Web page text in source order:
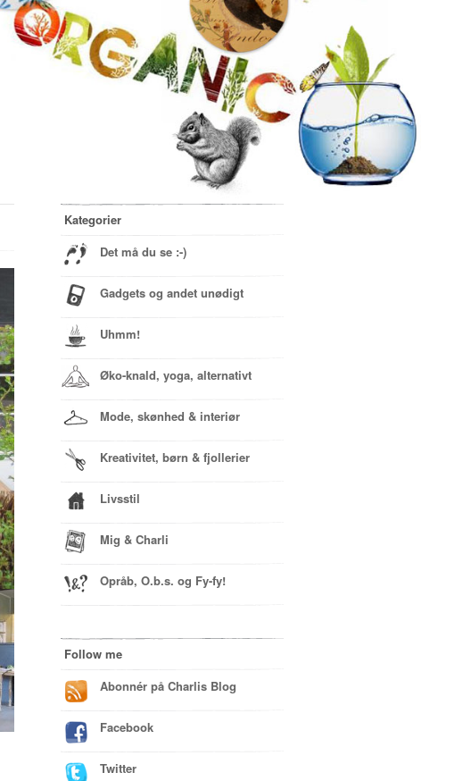
Kategorier
Det må du se :-)
Gadgets og andet unødigt
Uhmm!
Øko-knald, yoga, alternativt
Mode, skønhed & interiør
Kreativitet, børn & fjollerier
Livsstil
Mig & Charli
Opråb, O.b.s. og Fy-fy!
Follow me
Abonnér på Charlis Blog
Facebook
Twitter